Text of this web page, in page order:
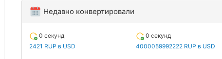
Недавно конвертировали
0 секунд
2421 RUP в USD
0 секунд
4000059992222 RUP в USD